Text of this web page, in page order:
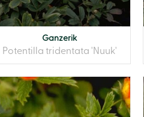
Ganzerik
Potentilla tridentata 'Nuuk'